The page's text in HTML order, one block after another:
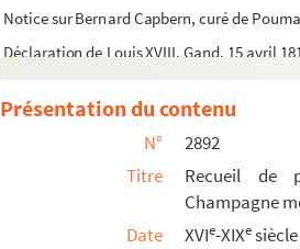
Notice sur Bernard Capbern, curé de
Déclaration de Louis XVIII. Gand. 15 avril
« État des sommes dues aux officiers de
Certificat délivré par Claude-Mathias-
2894. Recueil de pièces concernant les
2895. Recueil de pièces concernant
Présentation du contenu
N°
2892
Titre
Recueil de
Champagne
Date
XVIe-XIXesiècle